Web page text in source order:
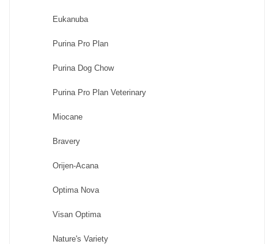
Eukanuba
Purina Pro Plan
Purina Dog Chow
Purina Pro Plan Veterinary
Miocane
Bravery
Orijen-Acana
Optima Nova
Visan Optima
Nature's Variety